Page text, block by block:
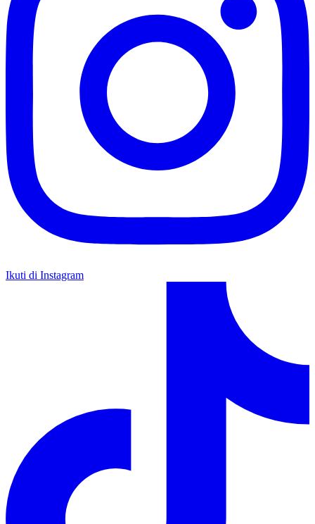
Ikuti di Instagram